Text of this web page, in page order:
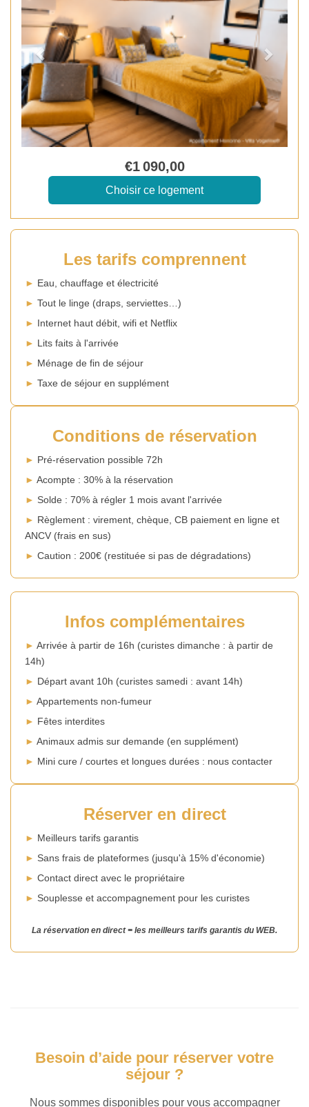
€1 090,00
Les tarifs comprennent
► Eau, chauffage et électricité
► Tout le linge (draps, serviettes…)
► Internet haut débit, wifi et Netflix
► Lits faits à l'arrivée
► Ménage de fin de séjour
► Taxe de séjour en supplément
Conditions de réservation
► Pré-réservation possible 72h
► Acompte : 30% à la réservation
► Solde : 70% à régler 1 mois avant l'arrivée
► Règlement : virement, chèque, CB paiement en ligne et
ANCV (frais en sus)
► Caution : 200€ (restituée si pas de dégradations)
Infos complémentaires
► Arrivée à partir de 16h (curistes dimanche : à partir de
14h)
► Départ avant 10h (curistes samedi : avant 14h)
► Appartements non-fumeur
► Fêtes interdites
► Animaux admis sur demande (en supplément)
► Mini cure / courtes et longues durées : nous contacter
Réserver en direct
► Meilleurs tarifs garantis
► Sans frais de plateformes (jusqu'à 15% d'économie)
► Contact direct avec le propriétaire
► Souplesse et accompagnement pour les curistes
La réservation en direct = les meilleurs tarifs garantis du WEB.
Besoin d’aide pour réserver votre
séjour ?
Nous sommes disponibles pour vous accompagner